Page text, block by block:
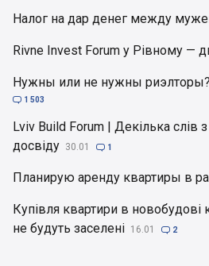
Налог на дар денег между
Rivne Invest Forum у Рівному —
Нужны или не нужны
 1 503
Lviv Build Forum | Декілька слів
досвіду 30.01  1
Планирую аренду квартиры в
Купівля квартири в новобудові
не будуть заселені 16.01  2